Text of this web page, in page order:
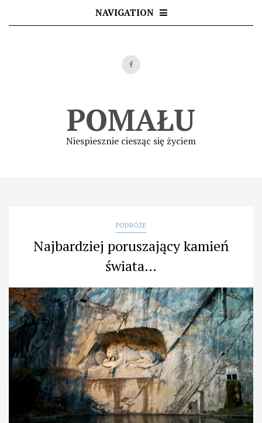
NAVIGATION
POMAŁU
Niespiesznie ciesząc się życiem
PODRÓŻE
Najbardziej poruszający kamień
świata…